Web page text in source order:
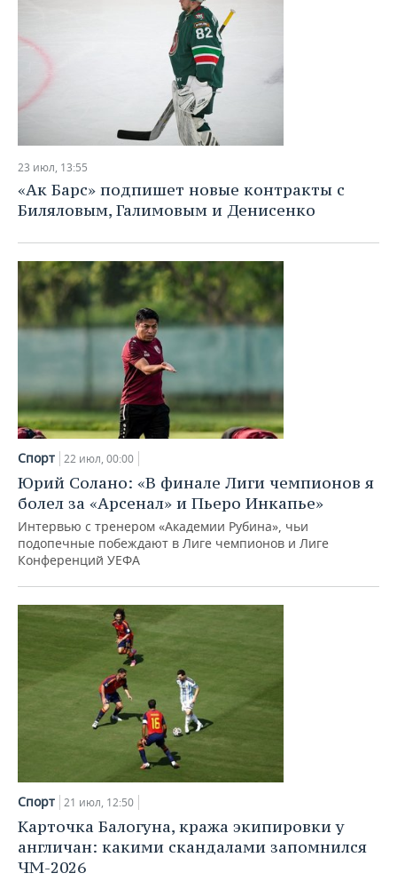
23 июл, 13:55
«Ак Барс» подпишет новые контракты с
Биляловым, Галимовым и Денисенко
Спорт 22 июл, 00:00
Юрий Солано: «В финале Лиги чемпионов я
болел за «Арсенал» и Пьеро Инкапье»
Интервью с тренером «Академии Рубина», чьи
подопечные побеждают в Лиге чемпионов и Лиге
Конференций УЕФА
Спорт 21 июл, 12:50
Карточка Балогуна, кража экипировки у
англичан: какими скандалами запомнился
ЧМ-2026